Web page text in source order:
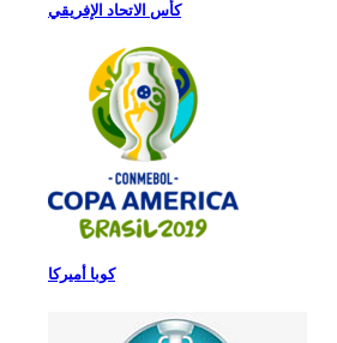
كأس الاتحاد الإفريقي
كوبا أميركا